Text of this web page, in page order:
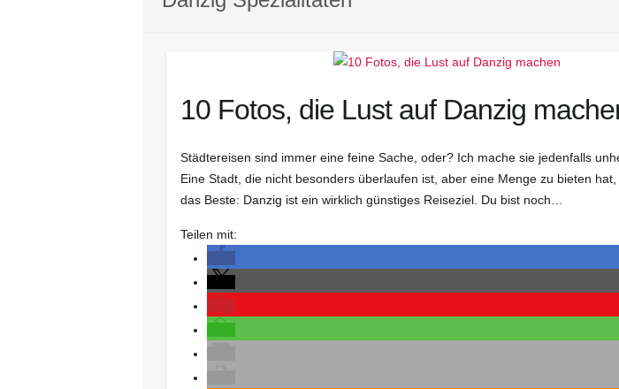
10 Fotos, die Lust auf Danzig
Städtereisen sind immer eine feine Sache, oder? Ich mache sie jedenfalls
Eine Stadt, die nicht besonders überlaufen ist, aber eine Menge zu bieten
das Beste: Danzig ist ein wirklich günstiges Reiseziel. Du bist noch…
Teilen mit: